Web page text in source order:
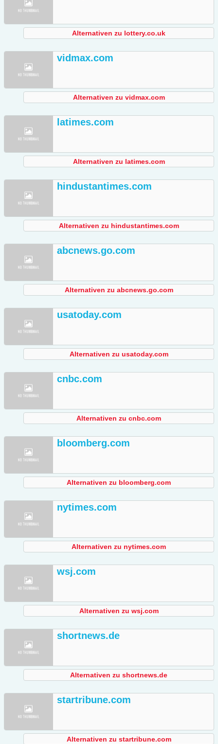
Alternativen zu lottery.co.uk
vidmax.com
Alternativen zu vidmax.com
latimes.com
Alternativen zu latimes.com
hindustantimes.com
Alternativen zu hindustantimes.com
abcnews.go.com
Alternativen zu abcnews.go.com
usatoday.com
Alternativen zu usatoday.com
cnbc.com
Alternativen zu cnbc.com
bloomberg.com
Alternativen zu bloomberg.com
nytimes.com
Alternativen zu nytimes.com
wsj.com
Alternativen zu wsj.com
shortnews.de
Alternativen zu shortnews.de
startribune.com
Alternativen zu startribune.com